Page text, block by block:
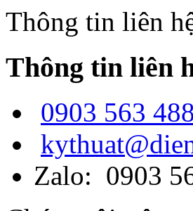
Thông tin liên
Thông tin liên
0903 563 488
Zalo: 0903